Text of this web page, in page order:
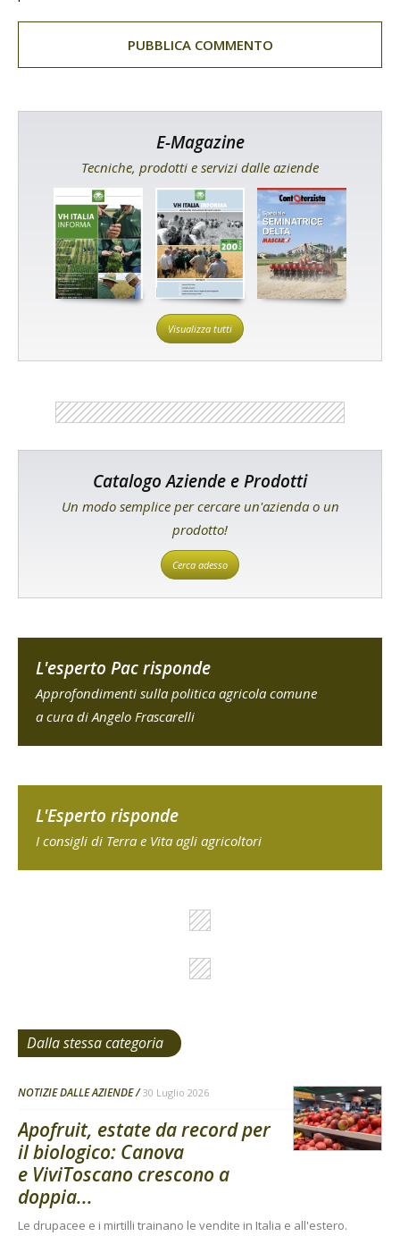
E-Magazine
Tecniche, prodotti e servizi dalle aziende
Visualizza tutti
Catalogo Aziende e Prodotti
Un modo semplice per cercare un'azienda o un
prodotto!
Cerca adesso
L'esperto Pac risponde
Approfondimenti sulla politica agricola comune
a cura di Angelo Frascarelli
L'Esperto risponde
I consigli di Terra e Vita agli agricoltori
Dalla stessa categoria
NOTIZIE DALLE AZIENDE 30 Luglio 2026
Apofruit, estate da record per
il biologico: Canova
e ViviToscano crescono a
doppia...
Le drupacee e i mirtilli trainano le vendite in Italia e all'estero.